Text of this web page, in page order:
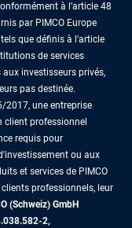
à l’article 48
par PIMCO Europe
que définis à l'article
de services
investisseurs privés,
pas destinée.
2017, une entreprise
client professionnel
requis pour
ou aux
et services de PIMCO
professionnels, leur
(Schweiz) GmbH
2,